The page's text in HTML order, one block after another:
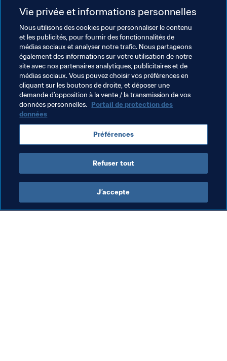
Arabe de la FIFA 2021 seront publiées sur FIFA.com
entièrement vaccinés.
Thèmes en lien
Marketing Commercial
Coupe arabe de la FIFA 2021 Qatar AFC
CAF
Vie privée et informations personnelles
Nous utilisons des cookies pour personnaliser le contenu
et les publicités, pour fournir des fonctionnalités de
médias sociaux et analyser notre trafic. Nous partageons
également des informations sur votre utilisation de notre
site avec nos partenaires analytiques, publicitaires et de
médias sociaux. Vous pouvez choisir vos préférences en
cliquant sur les boutons de droite, et déposer une
demande d’opposition à la vente / la transmission de vos
données personnelles. Portail de protection des
données
Préférences
Refuser tout
J’accepte